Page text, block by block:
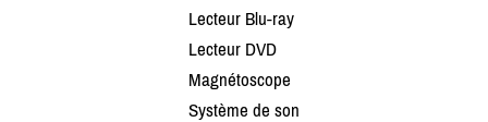
Lecteur Blu-ray
Lecteur DVD
Magnétoscope
Système de son